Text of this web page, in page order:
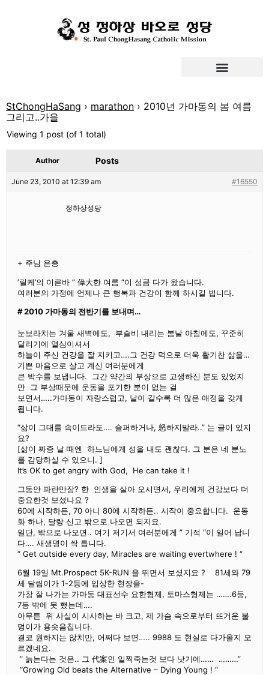
StChongHaSang › marathon › 2010년 가마동의 봄 여름
그리고..가을
Viewing 1 post (of 1 total)
Author Posts
June 23, 2010 at 12:39 am #16550
정하상성당
+ 주님 은총
‘릴케’의 이른바 ” 偉大한 여름 “이 성큼 다가 왔습니다.
여러분의 가정에 언제나 큰 행복과 건강이 함께 하시길 빕니다.
# 2010 가마동의 전반기를 보내며…
눈보라치는 겨울 새벽에도, 부슬비 내리는 봄날 아침에도, 꾸준히
달리기에 열심이셔서
하늘이 주신 건강을 잘 지키고….그 건강 덕으로 더욱 활기찬 삶을…
기쁜 마음으로 살고 계신 여러분에게
큰 박수를 보냅니다. 그간 약간의 부상으로 고생하신 분도 있었지
만 그 부상때문에 운동을 포기한 분이 없는 걸
보면서…..가마동이 자랑스럽고, 날이 갈수록 더 많은 애정을 갖게
됩니다.
“삶이 그대를 속이드라도…. 슬퍼하거나, 怒하지말라..” 는 글이 있지
요?
[삶이 짜증 날 때엔 하느님에게 성을 내도 괜찮다. 그 분은 네 분노
를 감당하실 수 있으니. ]
It’s OK to get angry with God, He can take it !
그동안 파란만장? 한 인생을 살아 오시면서, 우리에게 건강보다 더
중요한것 보셨나요 ?
60에 시작하든, 70 아니 80에 시작하든.. 시작이 중요합니다. 운동
화 하나, 달랑 신고 밖으로 나오면 되지요.
일단, 밖으로 나오면.. 여기 저기서 여러분에게 ” 기적 “이 일어 납니
다…. 새생명이 싹 틉니다.
” Get outside every day, Miracles are waiting evertwhere ! “
6월 19일 Mt.Prospect 5K-RUN 을 뛰면서 보셨지요 ? 81세와 79
세 달림이가 1-2등에 입상한 현장을-
가장 잘 나가는 가마동 대표선수 요한형제, 토마스형제는 …….6등,
7등 밖에 못 했는데….
아무튼 위 사실이 시사하는 바 크고, 제 가슴 속으로부터 뜨거운 불
덩이가 용솟음칩니다.
결코 원하지는 않치만, 어쩌다 보면….. 9988 도 현실로 다가올지 모
르겠네요.
” 늙는다는 것은.. 그 代案인 일찍죽는것 보다 낫기에…… ………”
“Growing Old beats the Alternative – Dying Young ! “